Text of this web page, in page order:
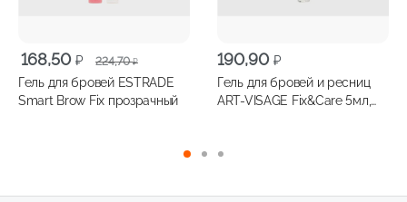
224,70₽
Первоначальная
цена
составляла
168,50 ₽
Текущая
цена:
168,50 ₽.
Гель для бровей ESTRADE
Smart Brow Fix прозрачный
190,90 ₽
Гель для бровей и ресниц
ART-VISAGE Fix&Care 5мл,